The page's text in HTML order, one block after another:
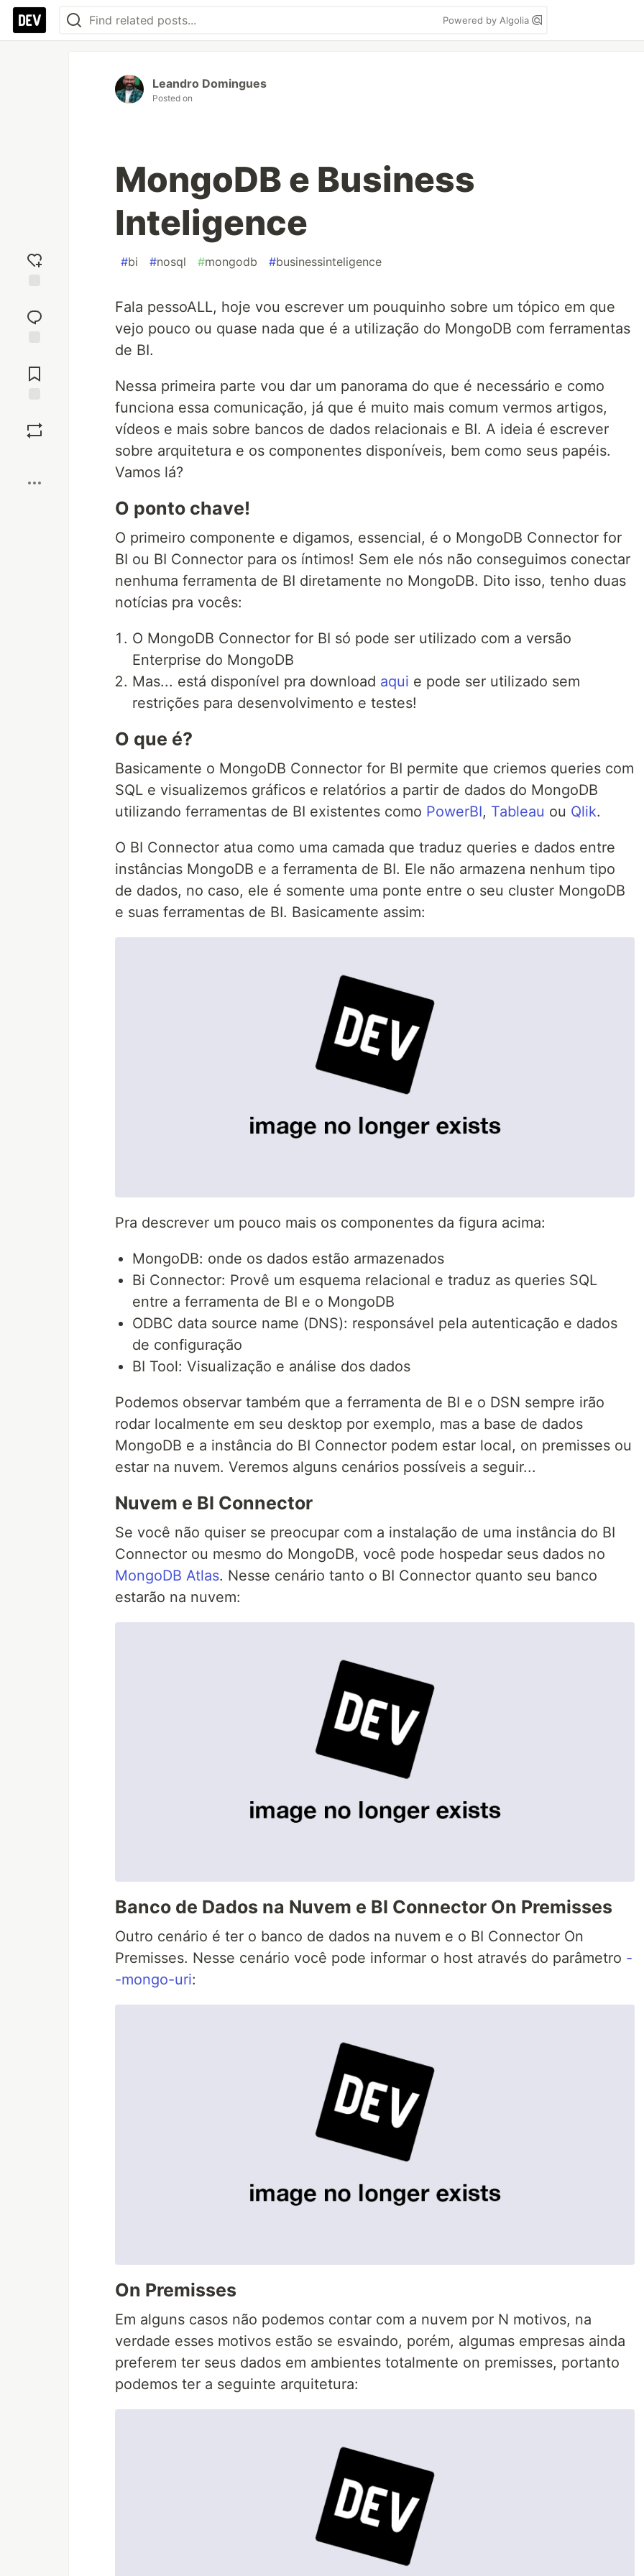
Powered by Algolia
reaction
Comments
Leandro Domingues
Posted on
MongoDB e Business
Inteligence
#bi #nosql #mongodb #businessinteligence
Fala pessoALL, hoje vou escrever um pouquinho sobre um tópico em que
vejo pouco ou quase nada que é a utilização do MongoDB com ferramentas
de BI.
Nessa primeira parte vou dar um panorama do que é necessário e como
funciona essa comunicação, já que é muito mais comum vermos artigos,
vídeos e mais sobre bancos de dados relacionais e BI. A ideia é escrever
sobre arquitetura e os componentes disponíveis, bem como seus papéis.
Vamos lá?
O ponto chave!
O primeiro componente e digamos, essencial, é o MongoDB Connector for
BI ou BI Connector para os íntimos! Sem ele nós não conseguimos conectar
nenhuma ferramenta de BI diretamente no MongoDB. Dito isso, tenho duas
notícias pra vocês:
O MongoDB Connector for BI só pode ser utilizado com a versão
Enterprise do MongoDB
Mas... está disponível pra download aqui e pode ser utilizado sem
restrições para desenvolvimento e testes!
O que é?
Basicamente o MongoDB Connector for BI permite que criemos queries com
SQL e visualizemos gráficos e relatórios a partir de dados do MongoDB
utilizando ferramentas de BI existentes como PowerBI, Tableau ou Qlik.
O BI Connector atua como uma camada que traduz queries e dados entre
instâncias MongoDB e a ferramenta de BI. Ele não armazena nenhum tipo
de dados, no caso, ele é somente uma ponte entre o seu cluster MongoDB
e suas ferramentas de BI. Basicamente assim:
Pra descrever um pouco mais os componentes da figura acima:
MongoDB: onde os dados estão armazenados
Bi Connector: Provê um esquema relacional e traduz as queries SQL
entre a ferramenta de BI e o MongoDB
ODBC data source name (DNS): responsável pela autenticação e dados
de configuração
BI Tool: Visualização e análise dos dados
Podemos observar também que a ferramenta de BI e o DSN sempre irão
rodar localmente em seu desktop por exemplo, mas a base de dados
MongoDB e a instância do BI Connector podem estar local, on premisses ou
estar na nuvem. Veremos alguns cenários possíveis a seguir...
Nuvem e BI Connector
Se você não quiser se preocupar com a instalação de uma instância do BI
Connector ou mesmo do MongoDB, você pode hospedar seus dados no
MongoDB Atlas. Nesse cenário tanto o BI Connector quanto seu banco
estarão na nuvem:
Banco de Dados na Nuvem e BI Connector On Premisses
Outro cenário é ter o banco de dados na nuvem e o BI Connector On
Premisses. Nesse cenário você pode informar o host através do parâmetro -
-mongo-uri:
On Premisses
Em alguns casos não podemos contar com a nuvem por N motivos, na
verdade esses motivos estão se esvaindo, porém, algumas empresas ainda
preferem ter seus dados em ambientes totalmente on premisses, portanto
podemos ter a seguinte arquitetura: